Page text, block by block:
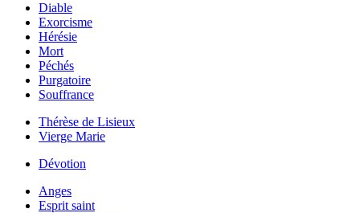
Diable
Exorcisme
Hérésie
Mort
Péchés
Purgatoire
Souffrance
Thérèse de Lisieux
Vierge Marie
Dévotion
Anges
Esprit saint